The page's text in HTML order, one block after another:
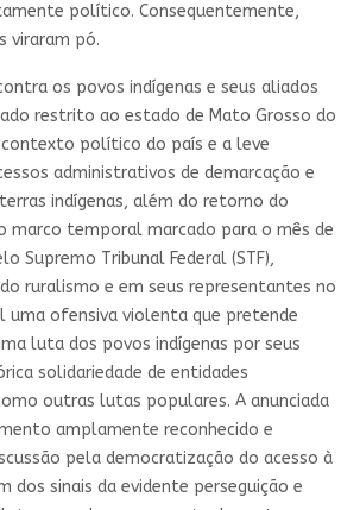
político. Consequentemente,
viraram pó.
os povos indígenas e seus aliados
restrito ao estado de Mato Grosso do
contexto político do país e a leve
administrativos de demarcação e
indígenas, além do retorno do
marco temporal marcado para o mês de
Supremo Tribunal Federal (STF),
ruralismo e em seus representantes no
uma ofensiva violenta que pretende
luta dos povos indígenas por seus
solidariedade de entidades
outras lutas populares. A anunciada
amplamente reconhecido e
pela democratização do acesso à
dos sinais da evidente perseguição e